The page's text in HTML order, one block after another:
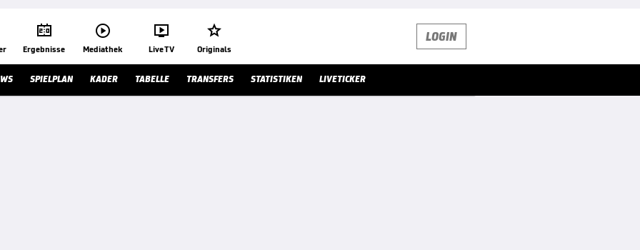

Ergebnisse

Mediathek

Live TV

Originals
LOGIN
SPIELPLAN KADER TABELLE TRANSFERS STATISTIKEN LIVETICKER